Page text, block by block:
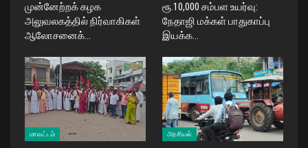
முன்னேற்றக் கழக
அலுவலகத்தில் நிர்வாகிகள்
ஆலோசனைக்…
ரூ.10,000 சம்பள உயர்வு:
நேதாஜி மக்கள் பாதுகாப்பு
இயக்க…
மாவட்டம் அரசியல்